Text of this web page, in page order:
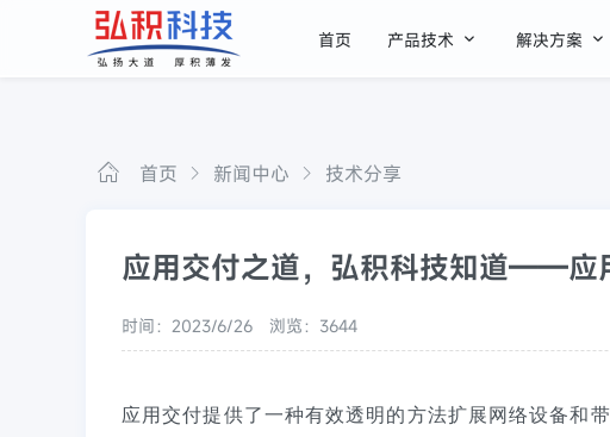
首页 产品技术  解决方案 
首页 新闻中心 技术分享
应用交付之道，弘积科技知道——应
时间：2023/6/26 浏览：3644
应用交付提供了一种有效透明的方法扩展网络设备和